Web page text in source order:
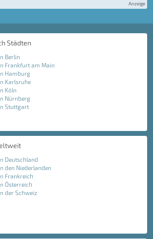
Anzeige
Städten
Berlin
Frankfurt am Main
Hamburg
Karlsruhe
Köln
Nürnberg
Stuttgart
Deutschland
den Niederlanden
Frankreich
Österreich
der Schweiz